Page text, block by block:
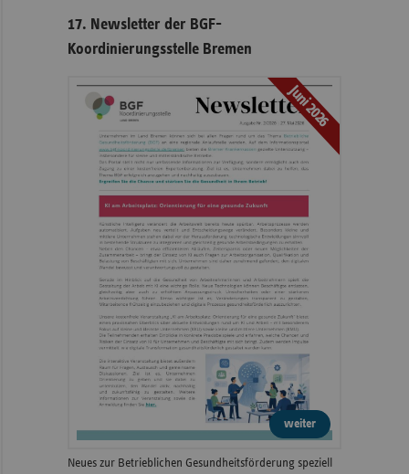
17. Newsletter der BGF-
Koordinierungsstelle Bremen
Juni 2026
weiter
Neues zur Betrieblichen Gesundheitsförderung speziell